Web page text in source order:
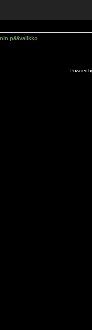
päävalikko
Powered